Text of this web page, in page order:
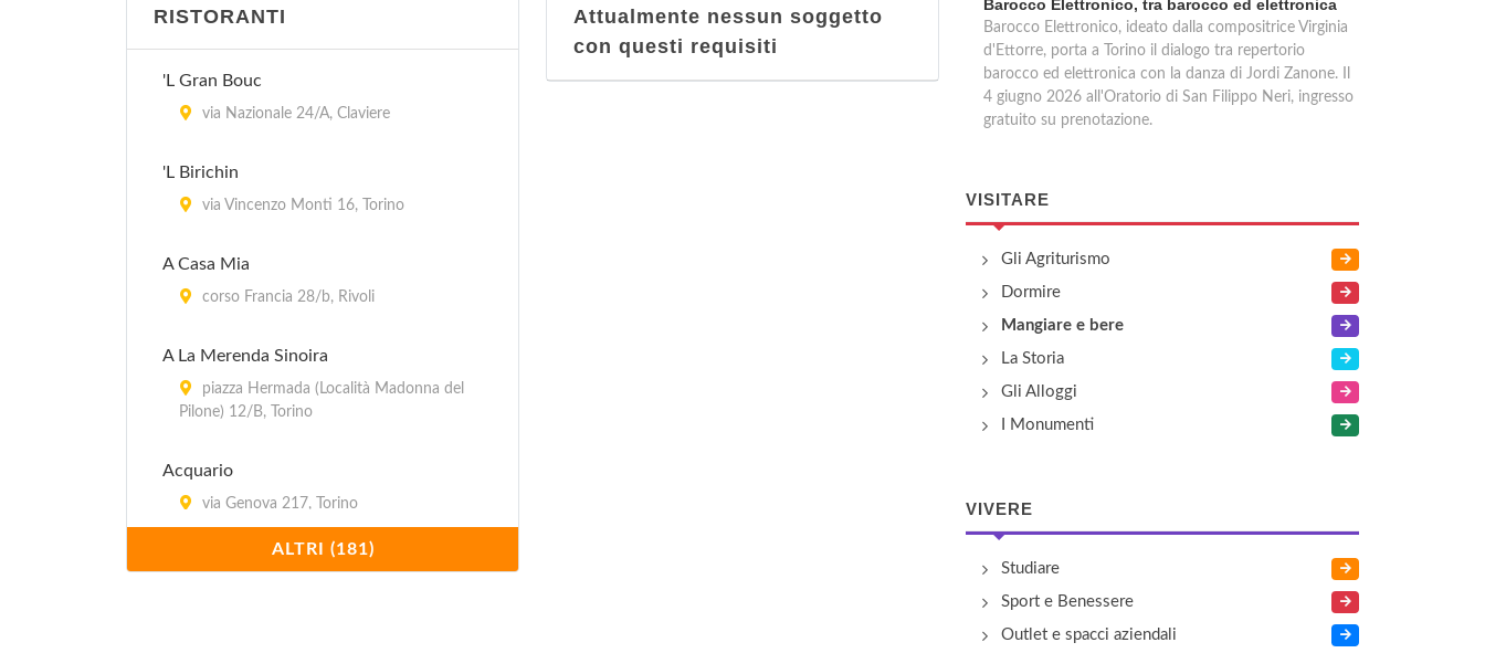
RISTORANTI
'L Gran Bouc
via Nazionale 24/A, Claviere
'L Birichin
via Vincenzo Monti 16, Torino
A Casa Mia
corso Francia 28/b, Rivoli
A La Merenda Sinoira
piazza Hermada (Località Madonna del
Pilone) 12/B, Torino
Acquario
via Genova 217, Torino
ALTRI (181)
Attualmente nessun soggetto
con questi requisiti
Barocco Elettronico, tra barocco ed elettronica
Barocco Elettronico, ideato dalla compositrice Virginia
d'Ettorre, porta a Torino il dialogo tra repertorio
barocco ed elettronica con la danza di Jordi Zanone. Il
4 giugno 2026 all'Oratorio di San Filippo Neri, ingresso
gratuito su prenotazione.
VISITARE
Gli Agriturismo
Dormire
Mangiare e bere
La Storia
Gli Alloggi
I Monumenti
VIVERE
Studiare
Sport e Benessere
Outlet e spacci aziendali